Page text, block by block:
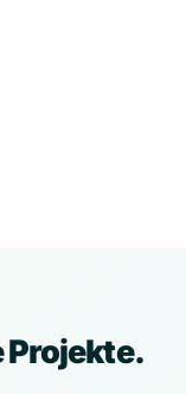
Projekte.